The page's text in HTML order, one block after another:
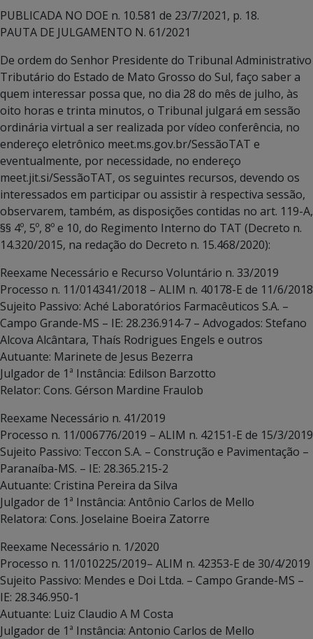
PUBLICADA NO DOE n. 10.581 de 23/7/2021, p. 18.
PAUTA DE JULGAMENTO N. 61/2021
De ordem do Senhor Presidente do Tribunal Administrativo
Tributário do Estado de Mato Grosso do Sul, faço saber a
quem interessar possa que, no dia 28 do mês de julho, às
oito horas e trinta minutos, o Tribunal julgará em sessão
ordinária virtual a ser realizada por vídeo conferência, no
endereço eletrônico meet.ms.gov.br/SessãoTAT e
eventualmente, por necessidade, no endereço
meet.jit.si/SessãoTAT, os seguintes recursos, devendo os
interessados em participar ou assistir à respectiva sessão,
observarem, também, as disposições contidas no art. 119-A,
§§ 4º, 5º, 8º e 10, do Regimento Interno do TAT (Decreto n.
14.320/2015, na redação do Decreto n. 15.468/2020):
Reexame Necessário e Recurso Voluntário n. 33/2019
Processo n. 11/014341/2018 – ALIM n. 40178-E de 11/6/2018
Sujeito Passivo: Aché Laboratórios Farmacêuticos S.A. –
Campo Grande-MS – IE: 28.236.914-7 – Advogados: Stefano
Alcova Alcântara, Thaís Rodrigues Engels e outros
Autuante: Marinete de Jesus Bezerra
Julgador de 1ª Instância: Edilson Barzotto
Relator: Cons. Gérson Mardine Fraulob
Reexame Necessário n. 41/2019
Processo n. 11/006776/2019 – ALIM n. 42151-E de 15/3/2019
Sujeito Passivo: Teccon S.A. – Construção e Pavimentação –
Paranaíba-MS. – IE: 28.365.215-2
Autuante: Cristina Pereira da Silva
Julgador de 1ª Instância: Antônio Carlos de Mello
Relatora: Cons. Joselaine Boeira Zatorre
Reexame Necessário n. 1/2020
Processo n. 11/010225/2019– ALIM n. 42353-E de 30/4/2019
Sujeito Passivo: Mendes e Doi Ltda. – Campo Grande-MS –
IE: 28.346.950-1
Autuante: Luiz Claudio A M Costa
Julgador de 1ª Instância: Antonio Carlos de Mello